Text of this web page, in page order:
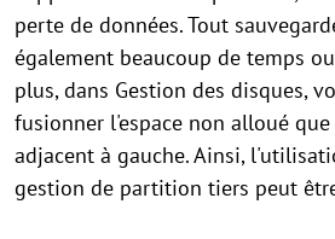
perte de données. Tout
également beaucoup de temps
plus, dans Gestion des disques,
fusionner l'espace non alloué
adjacent à gauche. Ainsi,
gestion de partition tiers peut